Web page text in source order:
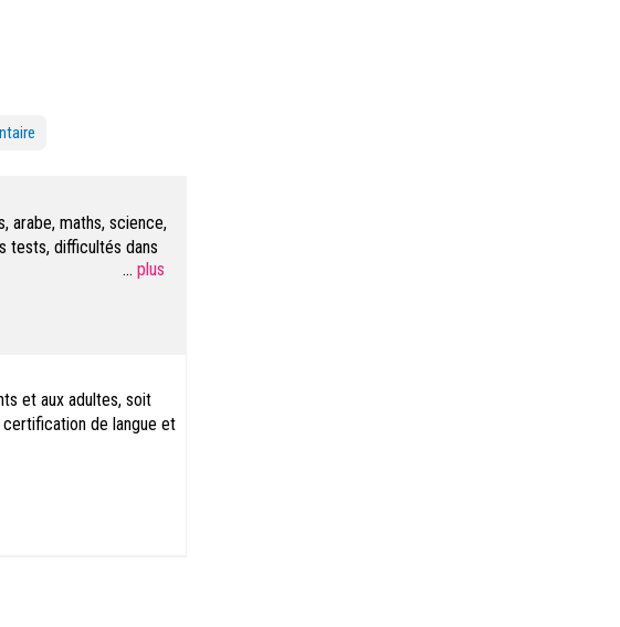
arabe, maths, science,
tests, difficultés dans
...
et aux adultes, soit
de langue et